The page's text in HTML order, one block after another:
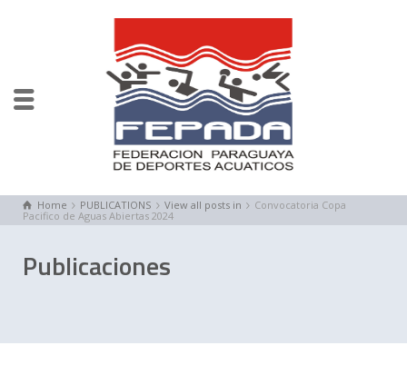
Home PUBLICATIONS View all posts in
Convocatoria Copa
Pacifico de Aguas Abiertas 2024
Publicaciones